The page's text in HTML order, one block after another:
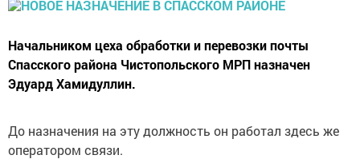
Начальником цеха обработки и перевозки почты
Спасского района Чистопольского МРП назначен
Эдуард Хамидуллин.
До назначения на эту должность он работал здесь же
оператором связи.